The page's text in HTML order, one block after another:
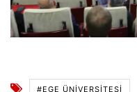
#EGE ÜNİVERSİTESİ